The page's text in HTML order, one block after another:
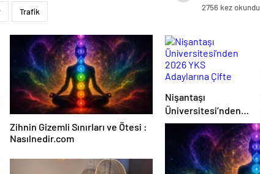
Trafik
Zihnin Gizemli Sınırları ve Ötesi :
Nasılnedir.com
2756 kez okundu
Nişantaşı
Üniversitesi’nden
2026 YKS
Adaylarına Çifte
Güvence: Sabit
Ücret ve Kesintisiz